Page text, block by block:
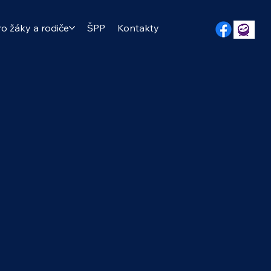
žáky a rodiče ŠPP Kontakty